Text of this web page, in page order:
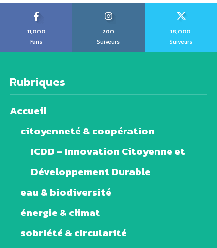
11,000
Fans
200
Suiveurs
18,000
Suiveurs
Rubriques
Accueil
citoyenneté & coopération
ICDD – Innovation Citoyenne et
Développement Durable
eau & biodiversité
énergie & climat
sobriété & circularité